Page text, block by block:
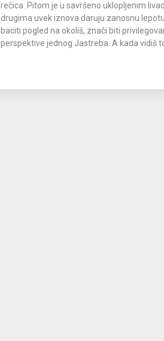
rečica. Pitom je u savršeno uklopljenim
drugima uvek iznova daruju zanosnu
baciti pogled na okoliš, znači biti
perspektive jednog Jastreba. A kada vidiš